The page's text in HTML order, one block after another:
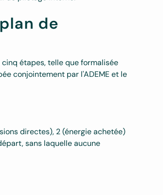
de
étapes, telle que formalisée
conjointement par l'ADEME et le
directes), 2 (énergie achetée)
sans laquelle aucune